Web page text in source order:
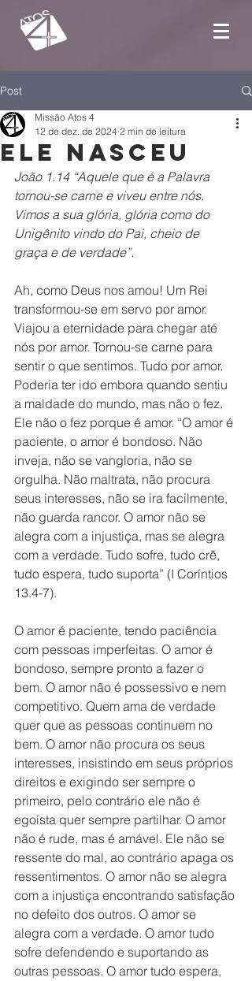
Post
Ele nasceu
Missão Atos 4
12 de dez. de 2024 2 min de leitura
João 1.14 “Aquele que é a Palavra
tornou-se carne e viveu entre nós.
Vimos a sua glória, glória como do
Unigênito vindo do Pai, cheio de
graça e de verdade”.
Ah, como Deus nos amou! Um Rei
transformou-se em servo por amor.
Viajou a eternidade para chegar até
nós por amor. Tornou-se carne para
sentir o que sentimos. Tudo por amor.
Poderia ter ido embora quando sentiu
a maldade do mundo, mas não o fez.
Ele não o fez porque é amor. “O amor é
paciente, o amor é bondoso. Não
inveja, não se vangloria, não se
orgulha. Não maltrata, não procura
seus interesses, não se ira facilmente,
não guarda rancor. O amor não se
alegra com a injustiça, mas se alegra
com a verdade. Tudo sofre, tudo crê,
tudo espera, tudo suporta” (I Coríntios
13.4-7).
O amor é paciente, tendo paciência
com pessoas imperfeitas. O amor é
bondoso, sempre pronto a fazer o
bem. O amor não é possessivo e nem
competitivo. Quem ama de verdade
quer que as pessoas continuem no
bem. O amor não procura os seus
interesses, insistindo em seus próprios
direitos e exigindo ser sempre o
primeiro, pelo contrário ele não é
egoísta quer sempre partilhar. O amor
não é rude, mas é amável. Ele não se
ressente do mal, ao contrário apaga os
ressentimentos. O amor não se alegra
com a injustiça encontrando satisfação
no defeito dos outros. O amor se
alegra com a verdade. O amor tudo
sofre defendendo e suportando as
outras pessoas. O amor tudo espera,